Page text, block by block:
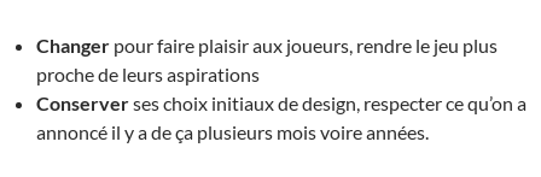
Changer pour faire plaisir aux joueurs, rendre le jeu plus
proche de leurs aspirations
Conserverses choix initiaux de design, respecter ce qu’on a
annoncé il y a de ça plusieurs mois voire années.